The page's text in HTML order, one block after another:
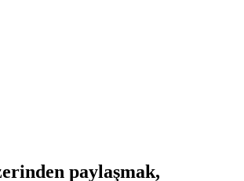
paylaşmak,